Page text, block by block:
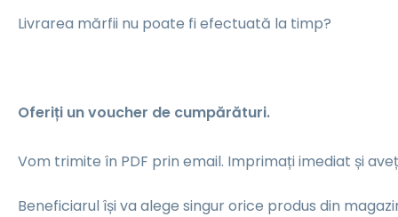
Livrarea mărfii nu poate fi efectuată la timp?
Oferiți un voucher de cumpărături.
Vom trimite în PDF prin email. Imprimați imediat și
Beneficiarul își va alege singur orice produs din